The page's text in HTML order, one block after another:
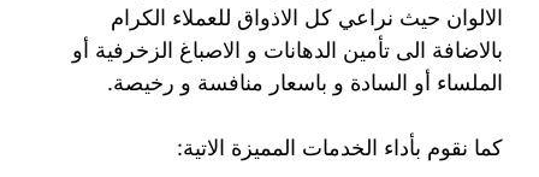
الالوان حيث نراعي كل الاذواق للعملاء الكرام
بالاضافة الى تأمين الدهانات و الاصباغ الزخرفية أو
الملساء أو السادة و باسعار منافسة و رخيصة.
كما نقوم بأداء الخدمات المميزة الاتية: